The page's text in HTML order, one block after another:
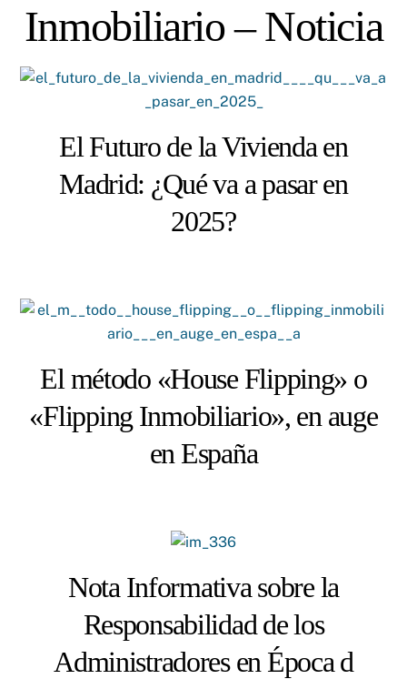
SkipInmobiliario – Noticia
El Futuro de la Vivienda en
Madrid: ¿Qué va a pasar en
2025?
El método «House Flipping» o
«Flipping Inmobiliario», en auge
en España
Nota Informativa sobre la
Responsabilidad de los
Administradores en Época d